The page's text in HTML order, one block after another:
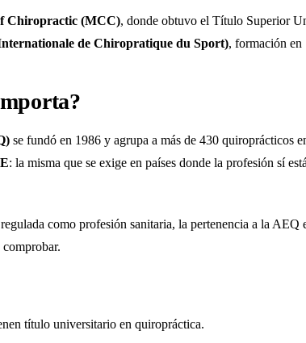
Chiropractic (MCC), donde obtuvo el Título Superior
de Chiropratique du Sport), formación
se fundó en 1986 y agrupa a más de 430 quiroprácticos
: la misma que se exige en países donde la profesión sí
como profesión sanitaria, la pertenencia a la AEQ
título universitario en quiropráctica.